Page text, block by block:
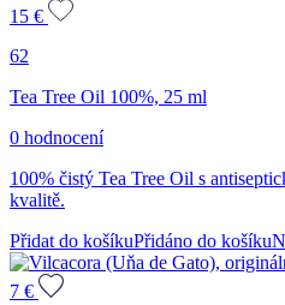
15 €
62
Tea Tree Oil 100%, 25 ml
0 hodnocení
100% čistý Tea Tree Oil s
kvalitě.
Přidat do košíkuPřidáno do košíku
7 €